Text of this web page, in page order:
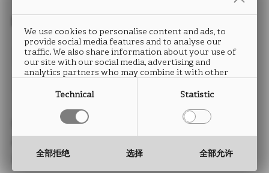
REFLEX
FA08
类型： ABS封边条
厚度： 0.5 至 2.0 mm
We use cookies to personalise content and ads, to
provide social media features and to analyse our
traffic. We also share information about your use of
our site with our social media, advertising and
analytics partners who may combine it with other
they have collected from your use of their services.
Technical Statistic
全部拒绝 选择 全部允许